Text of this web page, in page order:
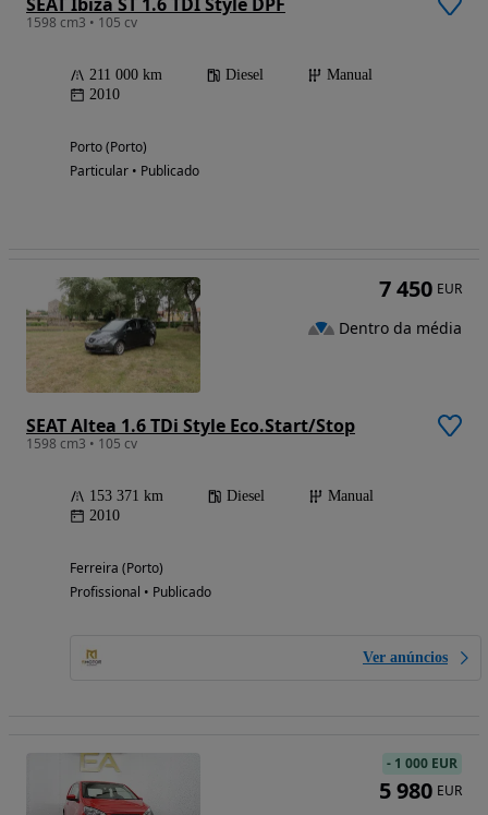
1598 cm3 • 105 cv
211 000 km Diesel
Manual
2010
Porto (Porto)
Particular • Publicado
SEAT Altea 1.6 TDi Style Eco.Start/Stop
1598 cm3 • 105 cv
153 371 km Diesel
Manual
2010
Ferreira (Porto)
Profissional • Publicado
Ver anúncios
7 450 EUR
Dentro da média
- 1 000 EUR
5 980 EUR